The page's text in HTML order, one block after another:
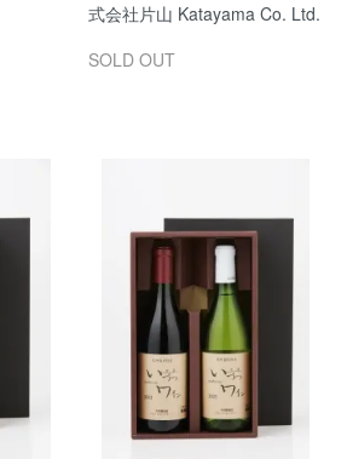
式会社片山 Katayama Co. Ltd.
SOLD OUT